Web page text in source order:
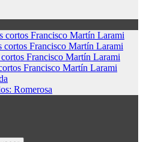
cortos Francisco Martín Larami
cortos Francisco Martín Larami
Francisco Martín Larami
Francisco Martín Larami
Romerosa